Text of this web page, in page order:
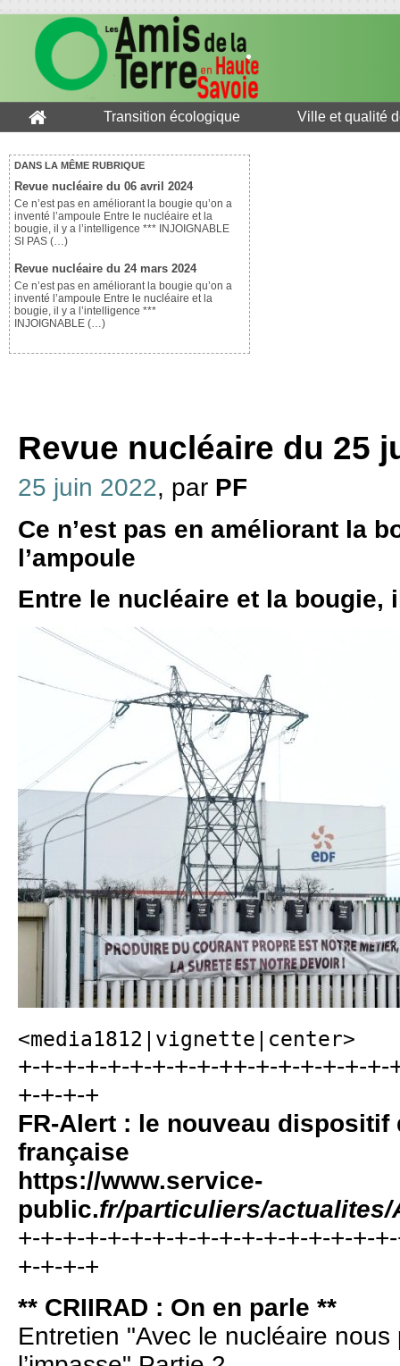
Transition écologique Ville et qualité
DANS LA MÊME RUBRIQUE
Revue nucléaire du 06 avril 2024
Ce n’est pas en améliorant la bougie qu’on a
inventé l’ampoule Entre le nucléaire et la
bougie, il y a l’intelligence *** INJOIGNABLE
SI PAS (…)
Revue nucléaire du 24 mars 2024
Ce n’est pas en améliorant la bougie qu’on a
inventé l’ampoule Entre le nucléaire et la
bougie, il y a l’intelligence ***
INJOIGNABLE (…)
Revue nucléaire du 25
25 juin 2022, par PF
Ce n’est pas en améliorant la
l’ampoule
Entre le nucléaire et la bougie,
<media1812|vignette|center>
+-+-+-+-+-+-+-+-+-++-+-+-+-+-+-
+-+-+-+
FR-Alert : le nouveau dispositif
française
https://www.service-
public.fr/particuliers/actualites/
+-+-+-+-+-+-+-+-+-+-+-+-+-+-+-+-
+-+-+-+
** CRIIRAD : On en parle **
Entretien "Avec le nucléaire